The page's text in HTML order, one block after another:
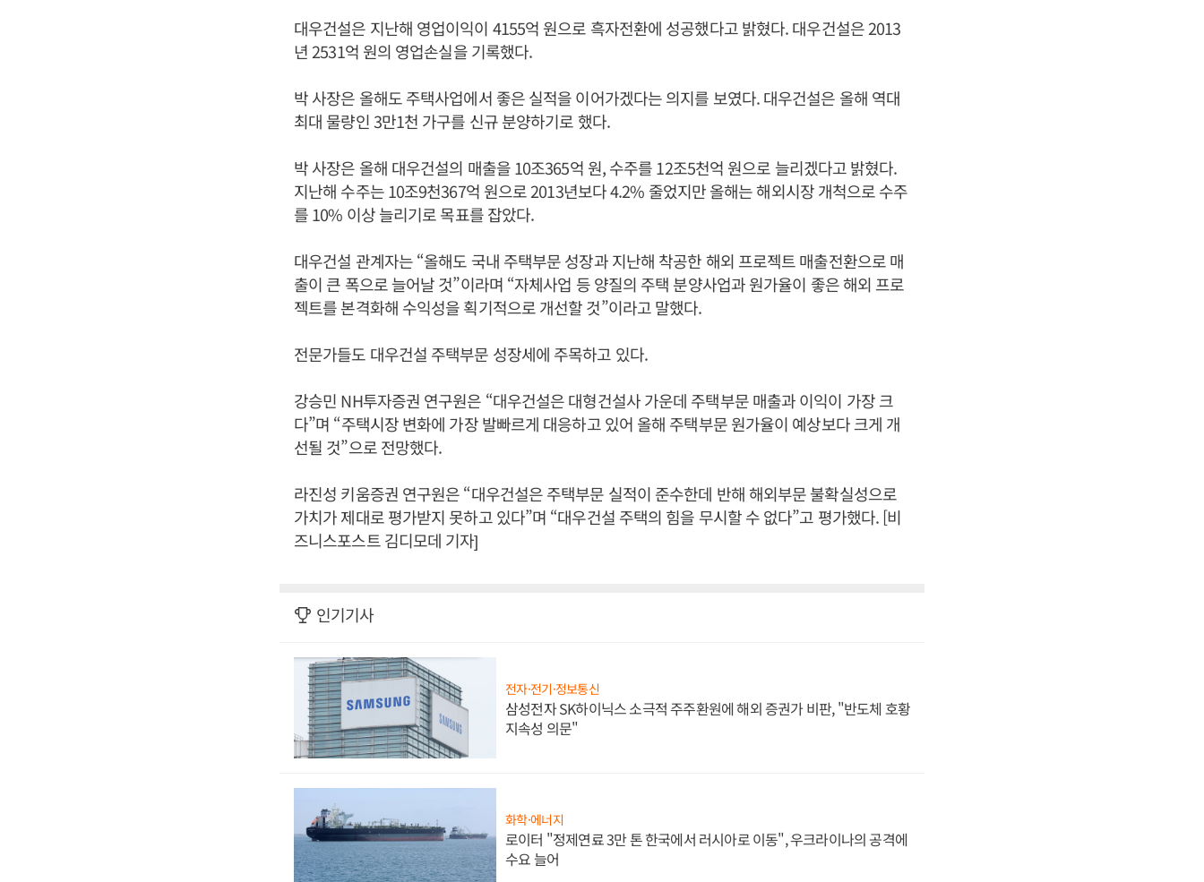
대우건설은 지난해 영업이익이 4155억 원으로 흑자전환에 성공했다고 밝혔다. 대우건설은 2013
년 2531억 원의 영업손실을 기록했다.
박 사장은 올해도 주택사업에서 좋은 실적을 이어가겠다는 의지를 보였다. 대우건설은 올해 역대
최대 물량인 3만1천 가구를 신규 분양하기로 했다.
박 사장은 올해 대우건설의 매출을 10조365억 원, 수주를 12조5천억 원으로 늘리겠다고 밝혔다.
지난해 수주는 10조9천367억 원으로 2013년보다 4.2% 줄었지만 올해는 해외시장 개척으로 수주
를 10% 이상 늘리기로 목표를 잡았다.
대우건설 관계자는 “올해도 국내 주택부문 성장과 지난해 착공한 해외 프로젝트 매출전환으로 매
출이 큰 폭으로 늘어날 것”이라며 “자체사업 등 양질의 주택 분양사업과 원가율이 좋은 해외 프로
젝트를 본격화해 수익성을 획기적으로 개선할 것”이라고 말했다.
전문가들도 대우건설 주택부문 성장세에 주목하고 있다.
강승민 NH투자증권 연구원은 “대우건설은 대형건설사 가운데 주택부문 매출과 이익이 가장 크
다”며 “주택시장 변화에 가장 발빠르게 대응하고 있어 올해 주택부문 원가율이 예상보다 크게 개
선될 것”으로 전망했다.
라진성 키움증권 연구원은 “대우건설은 주택부문 실적이 준수한데 반해 해외부문 불확실성으로
가치가 제대로 평가받지 못하고 있다”며 “대우건설 주택의 힘을 무시할 수 없다”고 평가했다. [비
즈니스포스트 김디모데 기자]
인기기사
전자·전기·정보통신
삼성전자 SK하이닉스 소극적 주주환원에 해외 증권가 비판, "반도체 호황
지속성 의문"
화학·에너지
로이터 "정제연료 3만 톤 한국에서 러시아로 이동", 우크라이나의 공격에
수요 늘어